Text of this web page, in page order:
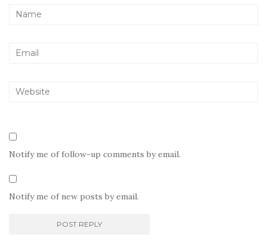
Notify me of follow-up comments by email.
Notify me of new posts by email.